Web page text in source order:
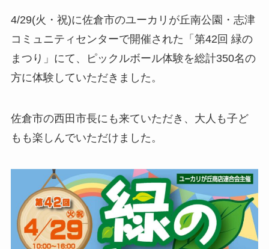
4/29(火・祝)に佐倉市のユーカリが丘南公園・志津
コミュニティセンターで開催された「第42回 緑の
まつり」にて、ピックルボール体験を総計350名の
方に体験していただきました。
佐倉市の西田市長にも来ていただき、大人も子ど
もも楽しんでいただけました。